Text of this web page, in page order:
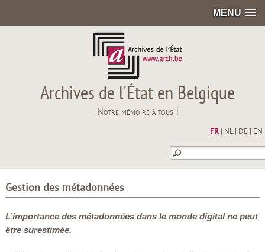
MENU
Archives de l'État en Belgique
Notre mémoire à tous !
FR| NL| DE EN
Gestion des métadonnées
L’importance des métadonnées dans le monde digital ne peut
être surestimée.